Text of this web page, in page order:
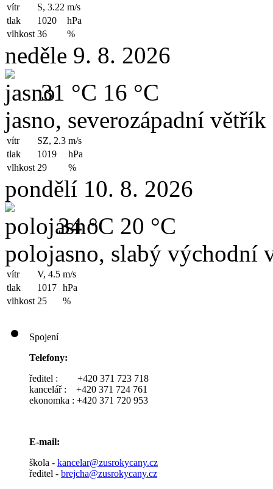
vítr S, 3.22 m/s
tlak
1020
hPa
vlhkost 36 %
neděle 9. 8. 2026
31 °C 16 °C
jasno, severozápadní větřík
vítr SZ, 2.3 m/s
tlak
1019
hPa
vlhkost 29 %
pondělí 10. 8. 2026
34 °C 20 °C
polojasno, slabý východní
vítr V, 4.5 m/s
tlak
1017 hPa
vlhkost 25 %
Spojení
Telefony:
ředitel : +420 371 723 718
kancelář : +420 371 724 761
ekonomka : +420 371 720 953
E-mail:
škola - kancelar@zusrokycany.cz
ředitel - brejcha@zusrokycany.cz